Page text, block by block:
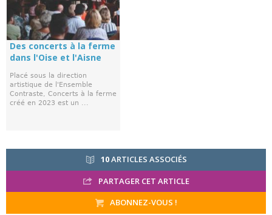
Des concerts à la ferme
dans l'Oise et l'Aisne
Placé sous la direction
artistique de l'Ensemble
Contraste, Concerts à la ferme
créé en 2023 est un ...
10ARTICLES ASSOCIÉS
PARTAGER CET ARTICLE
ABONNEZ-VOUS !